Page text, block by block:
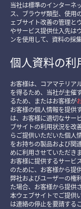
当社は標準のインターネ
ス、ブラウザ類型、使用
ェブサイト改善の管理と
やサービス提供仕入先は
ンを使用して、資料の採
個人資料の利
お客様は、コアマテリア
を得るため、当社が主催
るため、またはお客様が
お客様の個人情報を提供
は、お客様に適切なサー
ブサイトの利用状況を改
らご提供いただいた個人
をお持ちの製品および関
めに利用させていただき
お客様に提供するサービ
のために、お客様から提
弊社およびユーザーの権
た場合、お客様から提供
本ウェブサイトでご提供
は連絡の停止を要請する